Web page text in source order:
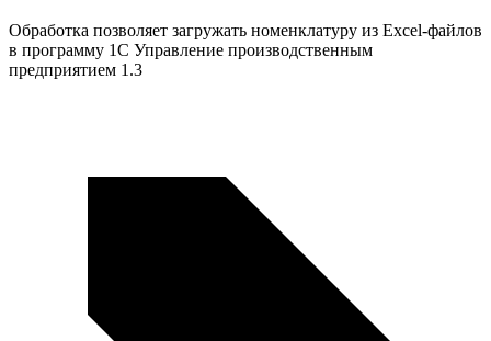
Обработка позволяет загружать номенклатуру из Excel-файлов
в программу 1С Управление производственным
предприятием 1.3